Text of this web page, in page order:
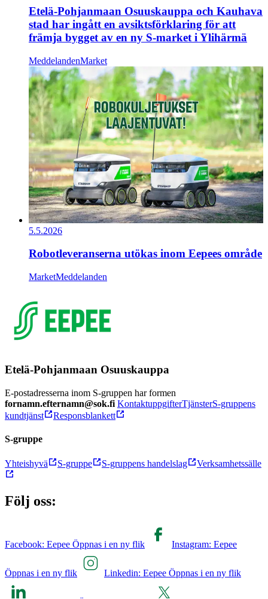
Etelä-Pohjanmaan Osuuskauppa och Kauhava
stad har ingått en avsiktsförklaring för att
främja bygget av en ny S-market i Ylihärmä
MeddelandenMarket
5.5.2026
Robotleveranserna utökas inom Eepees område
MarketMeddelanden
Etelä-Pohjanmaan Osuuskauppa
E-postadresserna inom S-gruppen har formen
fornamn.efternamn@sok.fi KontaktuppgifterTjänsterS-gruppens
kundtjänst
Responsblankett
S-gruppe
Yhteishyvä S-gruppe S-gruppens handelslag Verksamhetssälle
Följ oss:
Facebook: Eepee Öppnas i en ny flik Instagram: Eepee
Öppnas i en ny flik Linkedin: Eepee Öppnas i en ny flik